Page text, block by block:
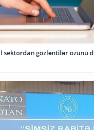
sektordan gözləntilər özünü